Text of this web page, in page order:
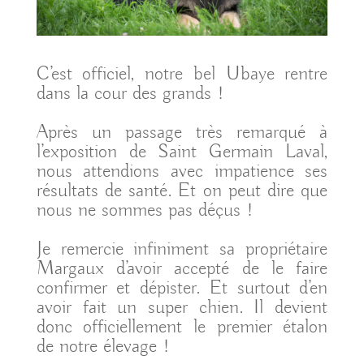
C’est officiel, notre bel Ubaye rentre
dans la cour des grands !
Après un passage très remarqué à
l’exposition de Saint Germain Laval,
nous attendions avec impatience ses
résultats de santé. Et on peut dire que
nous ne sommes pas déçus !
Je remercie infiniment sa propriétaire
Margaux d’avoir accepté de le faire
confirmer et dépister. Et surtout d’en
avoir fait un super chien. Il devient
donc officiellement le premier étalon
de notre élevage !